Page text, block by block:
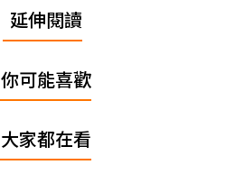
延伸閱讀
你可能喜歡
大家都在看